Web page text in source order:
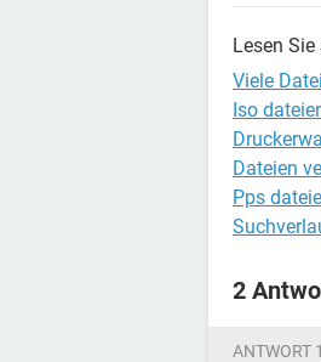
Lesen Sie
Viele
Iso
Dateien
Pps
2
ANTWORT